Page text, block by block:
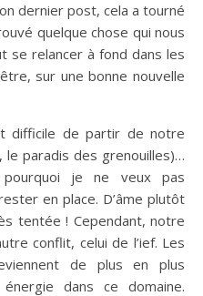
dernier post, cela a tourné
quelque chose qui nous
se relancer à fond dans les
sur une bonne nouvelle
difficile de partir de notre
paradis des grenouilles)…
je ne veux pas
en place. D’âme plutôt
tentée ! Cependant, notre
conflit, celui de l’ief. Les
de plus en plus
dans ce domaine.